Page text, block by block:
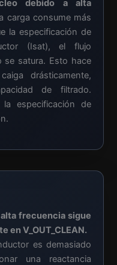
debido a alta
carga consume más
la especificación de
(Isat), el flujo
se satura. Esto hace
drásticamente,
de filtrado.
la especificación de
frecuencia sigue
en V_OUT_CLEAN.
es demasiado
una reactancia